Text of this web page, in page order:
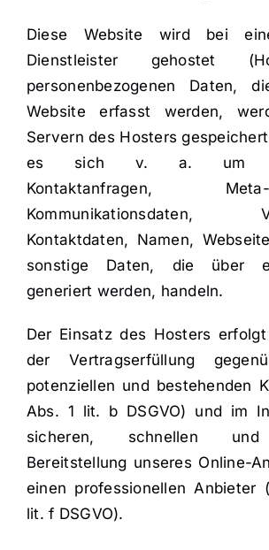
Diese Website wird bei
Dienstleister gehostet
personenbezogenen Daten,
Website erfasst werden,
Servern des Hosters
es sich v. a. um IP-
Kontaktanfragen,
Kommunikationsdaten,
Kontaktdaten, Namen,
sonstige Daten, die über
generiert werden, handeln.
Der Einsatz des Hosters
der Vertragserfüllung
potenziellen und bestehenden
Abs. 1 lit. b DSGVO) und im
sicheren, schnellen und
Bereitstellung unseres Online-
einen professionellen Anbieter
lit. f DSGVO).